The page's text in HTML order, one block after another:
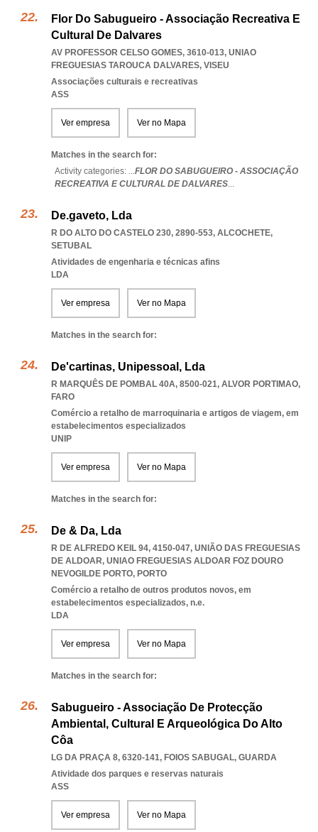
Flor Do Sabugueiro - Associação Recreativa E
Cultural De Dalvares
AV PROFESSOR CELSO GOMES, 3610-013, UNIAO
FREGUESIAS TAROUCA DALVARES, VISEU
Associações culturais e recreativas
ASS
Ver empresa Ver no Mapa
Matches in the search for:
Activity categories: ...FLOR DO SABUGUEIRO - ASSOCIAÇÃO
RECREATIVA E CULTURAL DE DALVARES...
De.gaveto, Lda
R DO ALTO DO CASTELO 230, 2890-553, ALCOCHETE,
SETUBAL
Atividades de engenharia e técnicas afins
LDA
Ver empresa Ver no Mapa
Matches in the search for:
De'cartinas, Unipessoal, Lda
R MARQUÊS DE POMBAL 40A, 8500-021, ALVOR PORTIMAO,
FARO
Comércio a retalho de marroquinaria e artigos de viagem, em
estabelecimentos especializados
UNIP
Ver empresa Ver no Mapa
Matches in the search for:
De & Da, Lda
R DE ALFREDO KEIL 94, 4150-047, UNIÃO DAS FREGUESIAS
DE ALDOAR, UNIAO FREGUESIAS ALDOAR FOZ DOURO
NEVOGILDE PORTO, PORTO
Comércio a retalho de outros produtos novos, em
estabelecimentos especializados, n.e.
LDA
Ver empresa Ver no Mapa
Matches in the search for:
Sabugueiro - Associação De Protecção
Ambiental, Cultural E Arqueológica Do Alto
Côa
LG DA PRAÇA 8, 6320-141, FOIOS SABUGAL, GUARDA
Atividade dos parques e reservas naturais
ASS
Ver empresa Ver no Mapa